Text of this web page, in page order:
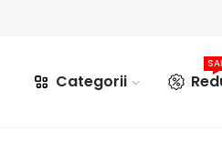
Categorii